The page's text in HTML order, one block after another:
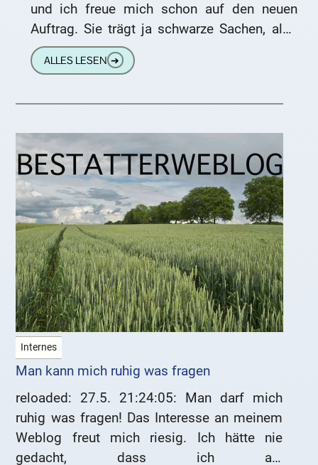
und ich freue mich schon auf den neuen
Auftrag. Sie trägt ja schwarze Sachen, also
liegt da
ALLES LESEN ➔
Internes
Man kann mich ruhig was fragen
reloaded: 27.5. 21:24:05: Man darf mich
ruhig was fragen! Das Interesse an meinem
Weblog freut mich riesig. Ich hätte nie
gedacht, dass ich als